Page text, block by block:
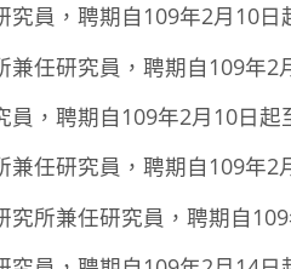
員，聘期自109年2月10日
任研究員，聘期自109年2
，聘期自109年2月10日起
任研究員，聘期自109年2
所兼任研究員，聘期自